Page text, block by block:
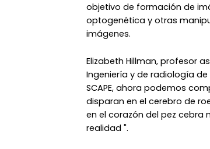
objetivo de formación de
optogenética y otras
imágenes.
Elizabeth Hillman, profesor
Ingeniería y de radiología de
SCAPE, ahora podemos
disparan en el cerebro de
en el corazón del pez
realidad ".